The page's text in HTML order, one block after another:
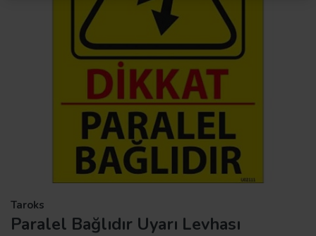
Taroks
Paralel Bağlıdır Uyarı Levhası